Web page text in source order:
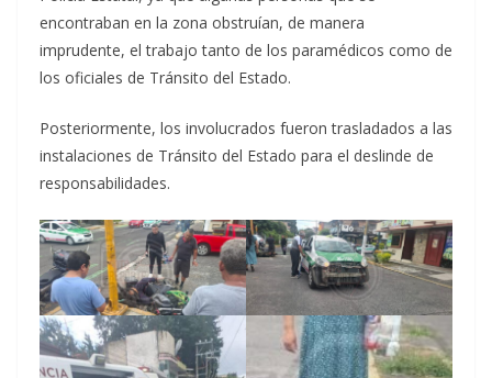
encontraban en la zona obstruían, de manera
imprudente, el trabajo tanto de los paramédicos como de
los oficiales de Tránsito del Estado.
Posteriormente, los involucrados fueron trasladados a las
instalaciones de Tránsito del Estado para el deslinde de
responsabilidades.